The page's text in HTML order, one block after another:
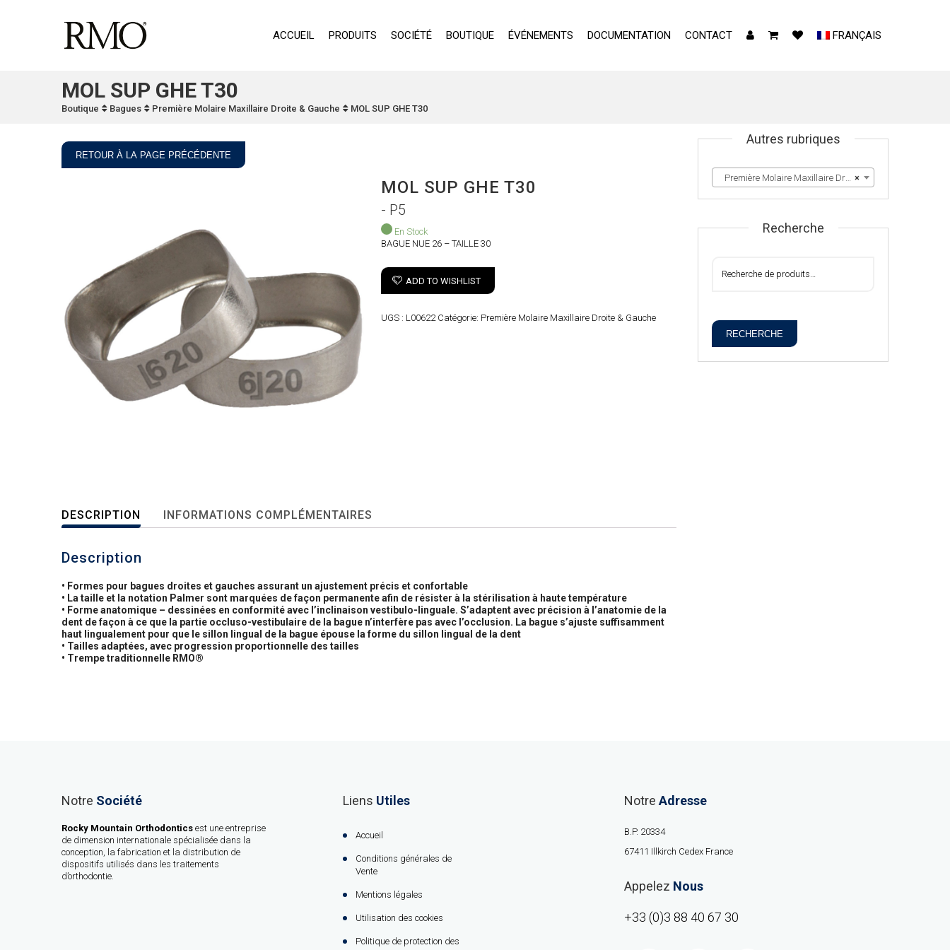
ACCUEIL PRODUITS SOCIÉTÉ BOUTIQUE ÉVÉNEMENTS DOCUMENTATION CONTACT FRANÇAIS
MOL SUP GHE T30
Boutique Bagues Première Molaire Maxillaire Droite & Gauche MOL SUP GHE T30
RETOUR À LA PAGE PRÉCÉDENTE
MOL SUP GHE T30
- P5
En Stock
BAGUE NUE 26 – TAILLE 30
ADD TO WISHLIST
UGS : L00622 Catégorie: Première Molaire Maxillaire Droite & Gauche
DESCRIPTION INFORMATIONS COMPLÉMENTAIRES
Description
• Formes pour bagues droites et gauches assurant un ajustement précis et confortable
• La taille et la notation Palmer sont marquées de façon permanente afin de résister à la stérilisation à haute température
• Forme anatomique – dessinées en conformité avec l’inclinaison vestibulo-linguale. S’adaptent avec précision à l’anatomie de la
dent de façon à ce que la partie occluso-vestibulaire de la bague n’interfère pas avec l’occlusion. La bague s’ajuste suffisamment
haut lingualement pour que le sillon lingual de la bague épouse la forme du sillon lingual de la dent
• Tailles adaptées, avec progression proportionnelle des tailles
• Trempe traditionnelle RMO®
Autres rubriques
×
Première Molaire Maxillaire Droite & Gauche
Recherche
RECHERCHE
Notre Société
Rocky Mountain Orthodontics est une entreprise
de dimension internationale spécialisée dans la
conception, la fabrication et la distribution de
dispositifs utilisés dans les traitements
d’orthodontie.
Liens Utiles
Accueil
Conditions générales de
Vente
Mentions légales
Utilisation des cookies
Politique de protection des
Notre Adresse
B.P. 20334
67411 Illkirch Cedex France
Appelez Nous
+33 (0)3 88 40 67 30